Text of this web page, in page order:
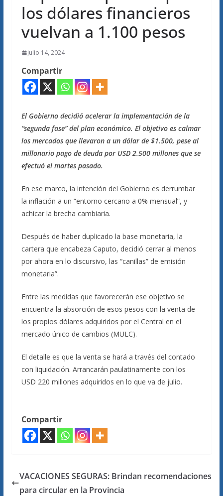
los dólares financieros
vuelvan a 1.100 pesos
julio 14, 2024
Compartir
El Gobierno decidió acelerar la implementación de la
“segunda fase” del plan económico. El objetivo es calmar
los mercados que llevaron a un dólar de $1.500, pese al
millonario pago de deuda por USD 2.500 millones que se
efectuó el martes pasado.
En ese marco, la intención del Gobierno es derrumbar
la inflación a un “entorno cercano a 0% mensual”, y
achicar la brecha cambiaria.
Después de haber duplicado la base monetaria, la
cartera que encabeza Caputo, decidió cerrar al menos
por ahora en lo discursivo, las “canillas” de emisión
monetaria”.
Entre las medidas que favorecerán ese objetivo se
encuentra la absorción de esos pesos con la venta de
los propios dólares adquiridos por el Central en el
mercado único de cambios (MULC).
El detalle es que la venta se hará a través del contado
con liquidación. Arrancarán paulatinamente con los
USD 220 millones adquiridos en lo que va de julio.
Compartir
VACACIONES SEGURAS: Brindan recomendaciones
para circular en la Provincia